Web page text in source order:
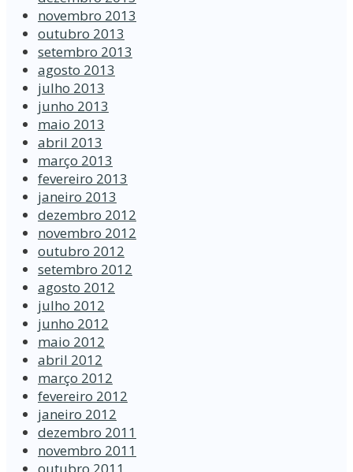
novembro 2013
outubro 2013
setembro 2013
agosto 2013
julho 2013
junho 2013
maio 2013
abril 2013
março 2013
fevereiro 2013
janeiro 2013
dezembro 2012
novembro 2012
outubro 2012
setembro 2012
agosto 2012
julho 2012
junho 2012
maio 2012
abril 2012
março 2012
fevereiro 2012
janeiro 2012
dezembro 2011
novembro 2011